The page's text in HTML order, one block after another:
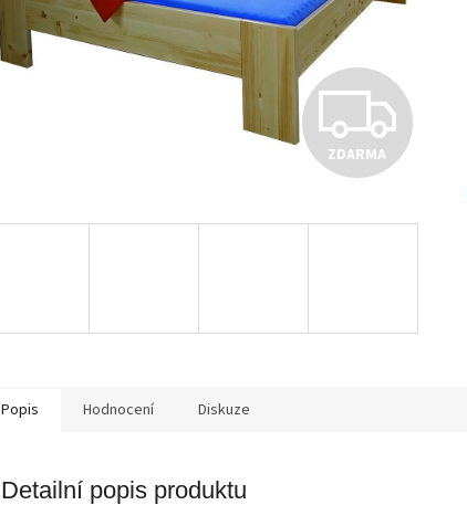
Z
D
R
ZDARMA
Popis Hodnocení Diskuze
Detailní popis produktu